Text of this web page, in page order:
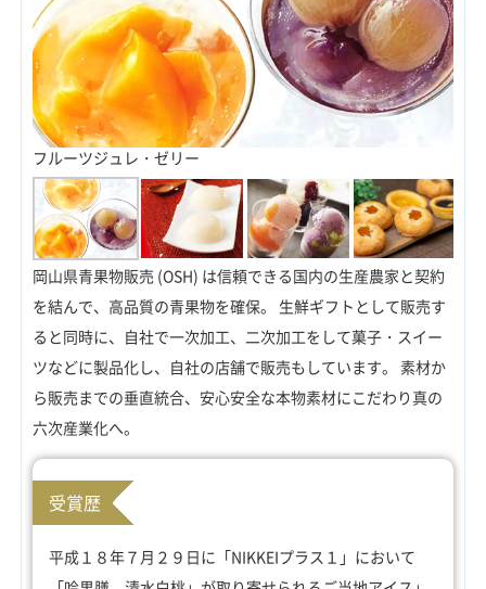
フルーツジュレ・ゼリー
岡山県青果物販売 (OSH) は信頼できる国内の生産農家と契約
を結んで、高品質の青果物を確保。 生鮮ギフトとして販売す
ると同時に、自社で一次加工、二次加工をして菓子・スイー
ツなどに製品化し、自社の店舗で販売もしています。 素材か
ら販売までの垂直統合、安心安全な本物素材にこだわり真の
六次産業化へ。
受賞歴
平成１８年７月２９日に「NIKKEIプラス１」において